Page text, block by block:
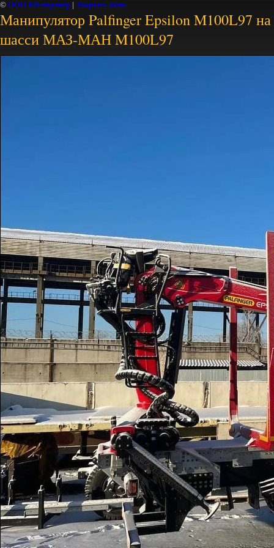
© ООО КВ-партнер | Закрыть окно
Манипулятор Palfinger Epsilon M100L97 на
шасси МАЗ-МАН M100L97